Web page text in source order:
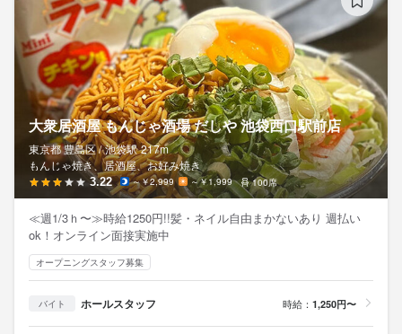
大衆居酒屋 もんじゃ酒場 だしや 池袋西口駅前店
東京都 豊島区 / 池袋駅 217m
もんじゃ焼き、居酒屋、お好み焼き
3.22 ～￥2,999 ～￥1,999 100席
≪週1/3ｈ〜≫時給1250円!!髪・ネイル自由まかないあり 週払い
ok！オンライン面接実施中
オープニングスタッフ募集
バイト ホールスタッフ 時給： 1,250円〜